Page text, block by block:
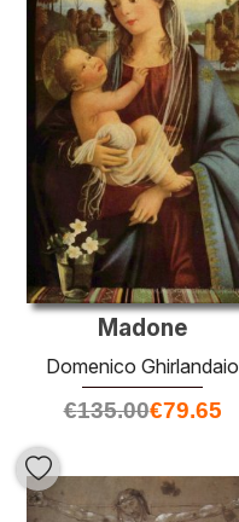
Madone
Domenico Ghirlandaio
€135.00€79.65